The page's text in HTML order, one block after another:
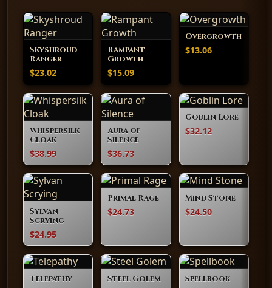
Skyshroud
Ranger
$23.02
Rampant
Growth
$15.09
Overgrowth
$13.06
Whispersilk
Cloak
$38.99
Aura of
Silence
$36.73
Goblin Lore
$32.12
Sylvan
Scrying
$24.95
Primal Rage
$24.73
Mind Stone
$24.50
Telepathy Steel Golem Spellbook